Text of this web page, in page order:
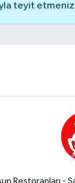
teyit
Restoranları -